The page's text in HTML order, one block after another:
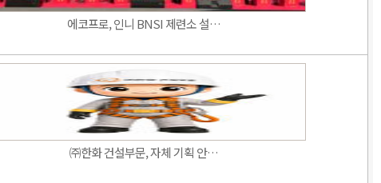
에코프로, 인니 BNSI 제련소 설…
㈜한화 건설부문, 자체 기획 안…